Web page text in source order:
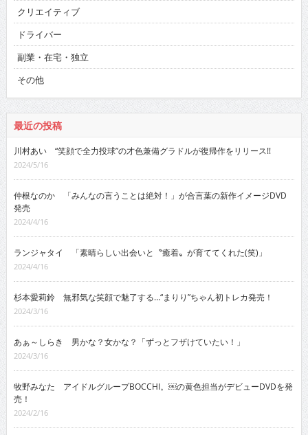
クリエイティブ
ドライバー
副業・在宅・独立
その他
最近の投稿
川村あい “笑顔で全力投球”の才色兼備グラドルが復帰作をリリース!!
2024/5/16
仲根なのか 「みんなの言うことは絶対！」が合言葉の新作イメージDVD
発売
2024/4/16
ランジャタイ 「素晴らしい出会いと〝癒着〟が育ててくれた(笑)」
2024/4/16
杉本愛莉鈴 無邪気な笑顔で魅了する…“まりり”ちゃん初トレカ発売！
2024/3/16
あぁ～しらき 男かな？女かな？「ずっとフザけていたい！」
2024/3/16
牧野みなた アイドルグループBOCCHI。￼の黄色担当がデビューDVDを発
売！
2024/2/16